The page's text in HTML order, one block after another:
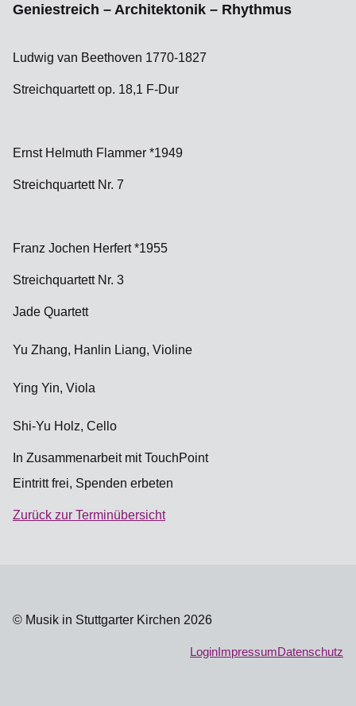
Geniestreich – Architektonik – Rhythmus
Ludwig van Beethoven 1770-1827
Streichquartett op. 18,1 F-Dur
Ernst Helmuth Flammer *1949
Streichquartett Nr. 7
Franz Jochen Herfert *1955
Streichquartett Nr. 3
Jade Quartett
Yu Zhang, Hanlin Liang, Violine
Ying Yin, Viola
Shi-Yu Holz, Cello
In Zusammenarbeit mit TouchPoint
Eintritt frei, Spenden erbeten
Zurück zur Terminübersicht
© Musik in Stuttgarter Kirchen 2026
LoginImpressumDatenschutz